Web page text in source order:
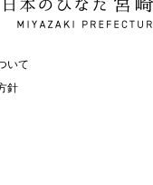
日本のひなた 宮崎県
MIYAZAKI PREFECTURE
いて
針